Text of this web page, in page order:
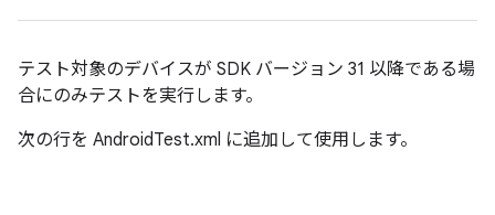
テスト対象のデバイスが SDK バージョン 31 以降である場
合にのみテストを実行します。
次の行を AndroidTest.xml に追加して使用します。